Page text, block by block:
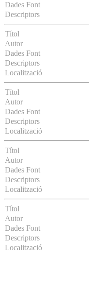
Dades Font
Descriptors
Títol
Autor
Dades Font
Descriptors
Localització
Títol
Autor
Dades Font
Descriptors
Localització
Títol
Autor
Dades Font
Descriptors
Localització
Títol
Autor
Dades Font
Descriptors
Localització